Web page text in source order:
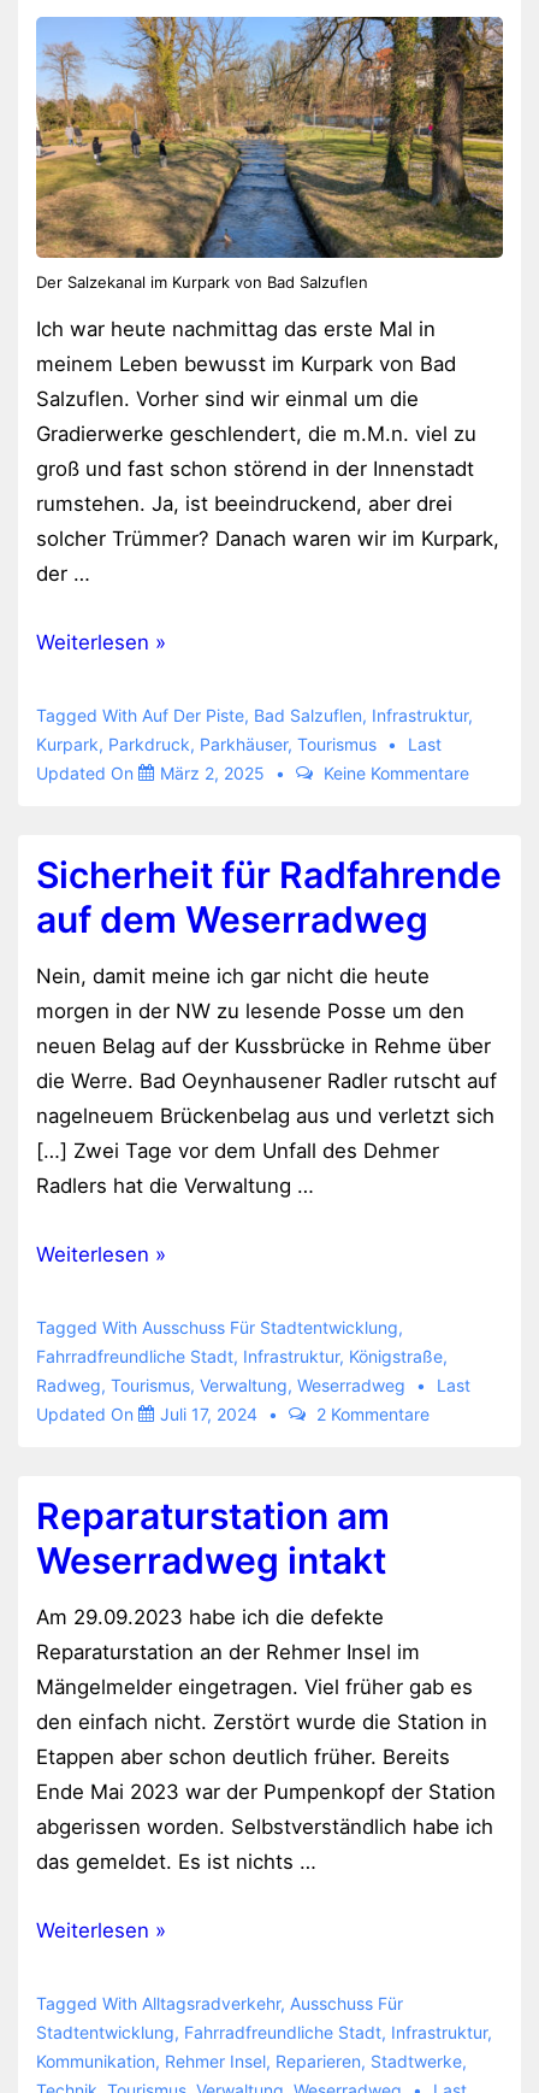
Der Salzekanal im Kurpark von Bad Salzuflen
Ich war heute nachmittag das erste Mal in
meinem Leben bewusst im Kurpark von Bad
Salzuflen. Vorher sind wir einmal um die
Gradierwerke geschlendert, die m.M.n. viel zu
groß und fast schon störend in der Innenstadt
rumstehen. Ja, ist beeindruckend, aber drei
solcher Trümmer? Danach waren wir im Kurpark,
der …
Parken
nicht
das,
was
Salzuflen
besser
Weiterlesen »
Tagged With Auf Der Piste, Bad Salzuflen, Infrastruktur,
Kurpark, Parkdruck, Parkhäuser, Tourismus
Last
Updated On
März 2, 2025 Keine Kommentare
Sicherheit für Radfahrende
auf dem Weserradweg
Nein, damit meine ich gar nicht die heute
morgen in der NW zu lesende Posse um den
neuen Belag auf der Kussbrücke in Rehme über
die Werre. Bad Oeynhausener Radler rutscht auf
nagelneuem Brückenbelag aus und verletzt sich
[…] Zwei Tage vor dem Unfall des Dehmer
Radlers hat die Verwaltung …
Sicherheit
Radfahrende
auf
dem
Weserradweg
Weiterlesen »
Tagged With Ausschuss Für Stadtentwicklung,
Fahrradfreundliche Stadt, Infrastruktur, Königstraße,
Radweg, Tourismus, Verwaltung, Weserradweg
Last
Updated On
Juli 17, 2024 2 Kommentare
Reparaturstation am
Weserradweg intakt
Am 29.09.2023 habe ich die defekte
Reparaturstation an der Rehmer Insel im
Mängelmelder eingetragen. Viel früher gab es
den einfach nicht. Zerstört wurde die Station in
Etappen aber schon deutlich früher. Bereits
Ende Mai 2023 war der Pumpenkopf der Station
abgerissen worden. Selbstverständlich habe ich
das gemeldet. Es ist nichts …
Reparaturstation
Weserradweg
intakt
Weiterlesen »
Tagged With Alltagsradverkehr, Ausschuss Für
Stadtentwicklung, Fahrradfreundliche Stadt, Infrastruktur,
Kommunikation, Rehmer Insel, Reparieren, Stadtwerke,